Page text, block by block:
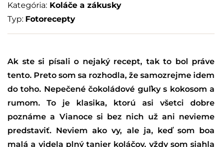
Kategória: Koláče a zákusky
Typ: Fotorecepty
Ak ste si písali o nejaký recept, tak to bol práve
tento. Preto som sa rozhodla, že samozrejme idem
do toho. Nepečené čokoládové guľky s kokosom a
rumom. To je klasika, ktorú asi všetci dobre
poznáme a Vianoce si bez nich už ani nevieme
predstaviť. Neviem ako vy, ale ja, keď som boa
malá a videla plný tanier koláčov, vždy som siahla